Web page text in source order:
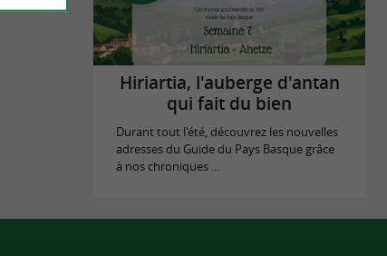
Hiriartia, l'auberge d'antan
qui fait du bien
Durant tout l'été, découvrez les nouvelles
adresses du Guide du Pays Basque grâce
à nos chroniques ...